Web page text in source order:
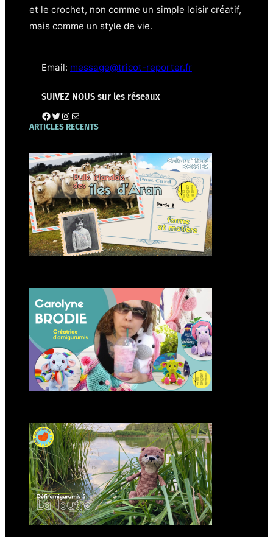
et le crochet, non comme un simple loisir créatif,
mais comme un style de vie.⁣
Email: message@tricot-reporter.fr
SUIVEZ NOUS sur les réseaux
Page tricot-reporter Twitter Instagram E-mail
ARTICLES RECENTS
Forme et matière des pulls
irlandais d’Aran
Carolyne Brodie créatrice
d’amigurumis
Modèle d’amigurumi : Loutre à
crocheter